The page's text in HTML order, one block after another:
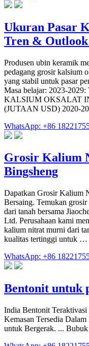
Ukuran Pasar
Tren &
Produsen ubin keramik
pedagang grosir kalsium
yang stabil untuk pasar
Masa belajar: 2023-
KALSIUM OKSALAT
(JUTAAN USD) 2020-
WhatsApp: +86
Grosir Kalium
Bingsheng
Dapatkan Grosir Kalium
Bersaing. Temukan
dari tanah bersama
Ltd. Perusahaan kami
kalium nitrat murni dari
kualitas tertinggi untuk …
WhatsApp: +86
Bentonit untuk
India Bentonit
Kemasan Tersedia
untuk Bergerak. ...